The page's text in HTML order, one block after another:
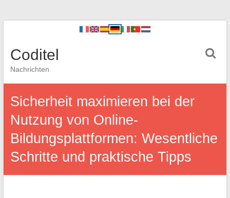
Coditel
Nachrichten
Sicherheit maximieren bei der
Nutzung von Online-
Bildungsplattformen: Wesentliche
Schritte und praktische Tipps